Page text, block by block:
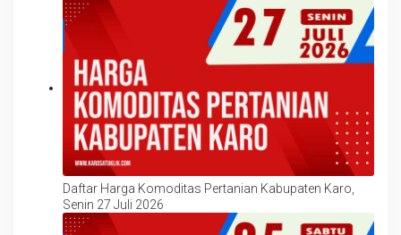
Daftar Harga Komoditas Pertanian Kabupaten Karo,
Senin 27 Juli 2026